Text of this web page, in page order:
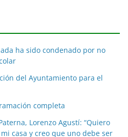
ha sido condenado por no
del Ayuntamiento para el
completa
Lorenzo Agustí: “Quiero
casa y creo que uno debe ser